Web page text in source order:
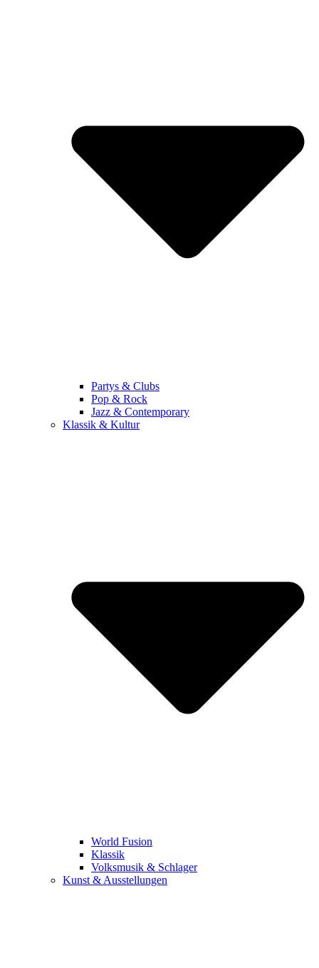
Partys & Clubs
Pop & Rock
Jazz & Contemporary
Klassik & Kultur
World Fusion
Klassik
Volksmusik & Schlager
Kunst & Ausstellungen